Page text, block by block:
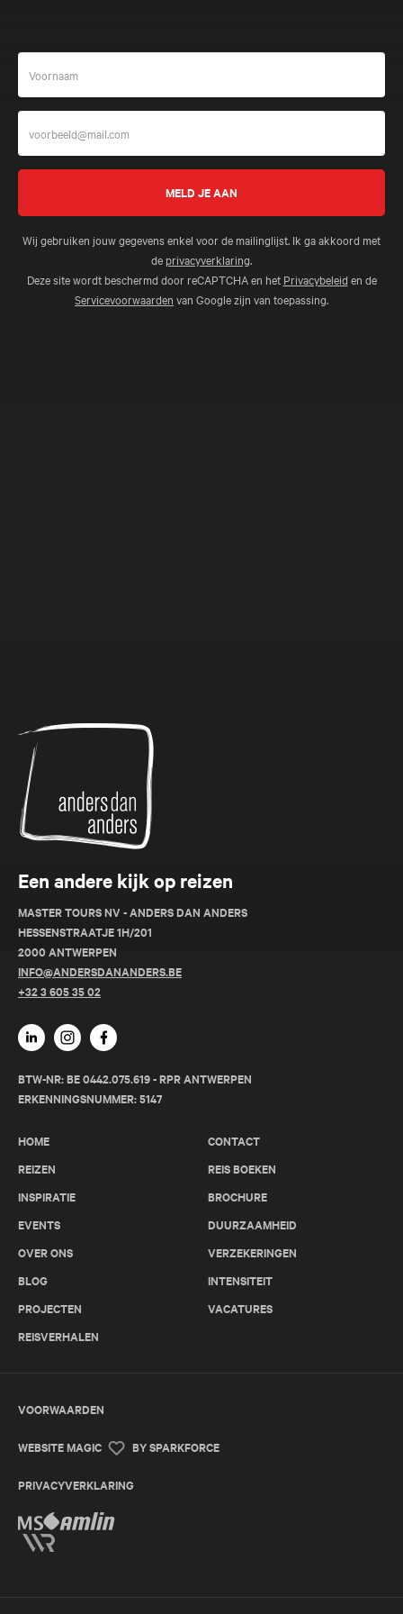
Wij gebruiken jouw gegevens enkel voor de mailinglijst. Ik ga akkoord met
de privacyverklaring.
Deze site wordt beschermd door reCAPTCHA en het Privacybeleid en de
Servicevoorwaarden van Google zijn van toepassing.
Anders
dan
Anders
Een andere kijk op reizen
MASTER TOURS NV - ANDERS DAN ANDERS
HESSENSTRAATJE 1H/201
2000 ANTWERPEN
INFO@ANDERSDANANDERS.BE
+32 3 605 35 02
BTW-NR: BE 0442.075.619 - RPR ANTWERPEN
ERKENNINGSNUMMER: 5147
HOME
REIZEN
INSPIRATIE
EVENTS
OVER ONS
BLOG
PROJECTEN
REISVERHALEN
CONTACT
REIS BOEKEN
BROCHURE
DUURZAAMHEID
VERZEKERINGEN
INTENSITEIT
VACATURES
VOORWAARDEN
WEBSITE MAGIC BY SPARKFORCE
PRIVACYVERKLARING